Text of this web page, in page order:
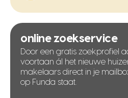
online zoekservice
Door een gratis zoekprofiel
voortaan ál het nieuwe
makelaars direct in je
op Funda staat.